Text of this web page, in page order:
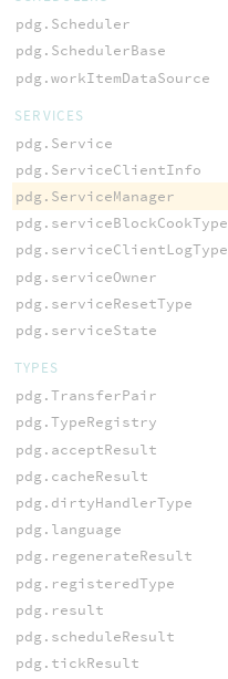
pdg.Scheduler
pdg.SchedulerBase
pdg.workItemDataSource
SERVICES
pdg.Service
pdg.ServiceClientInfo
pdg.ServiceManager
pdg.serviceBlockCookType
pdg.serviceClientLogType
pdg.serviceOwner
pdg.serviceResetType
pdg.serviceState
TYPES
pdg.TransferPair
pdg.TypeRegistry
pdg.acceptResult
pdg.cacheResult
pdg.dirtyHandlerType
pdg.language
pdg.regenerateResult
pdg.registeredType
pdg.result
pdg.scheduleResult
pdg.tickResult